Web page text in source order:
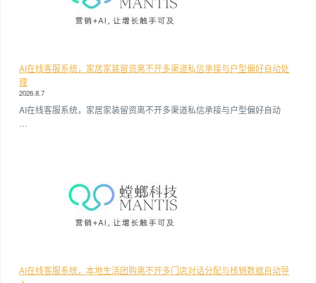
AI在线客服系统，家居家装留资离不开多渠道私信承接与户型偏好自动处
理
2026.8.7
AI在线客服系统，家居家装留资离不开多渠道私信承接与户型偏好自动
AI在线客服系统，本地生活团购离不开多门店对话分配与核销数据自动导